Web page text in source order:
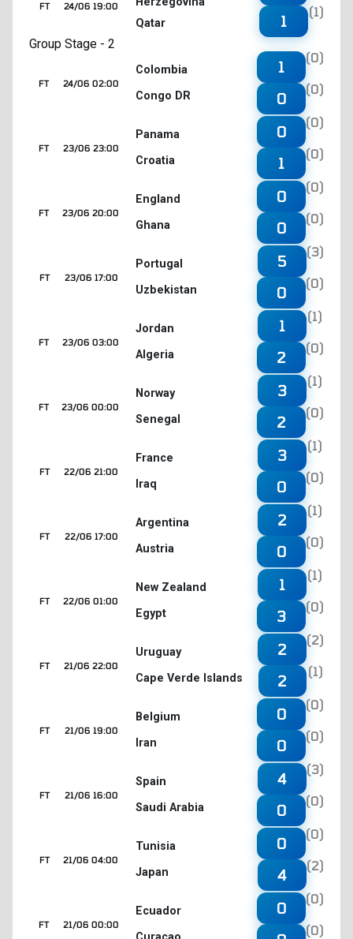
24/06 19:00
FT
Qatar
1
(1)
Group Stage - 2
24/06 02:00
FT
Colombia
Congo DR
1
(0)
0
(0)
23/06 23:00
FT
Panama
Croatia
0
(0)
1
(0)
23/06 20:00
FT
England
Ghana
0
(0)
0
(0)
23/06 17:00
FT
Portugal
Uzbekistan
5
(3)
0
(0)
23/06 03:00
FT
Jordan
Algeria
1
(1)
2
(0)
23/06 00:00
FT
Norway
Senegal
3
(1)
2
(0)
22/06 21:00
FT
France
Iraq
3
(1)
0
(0)
22/06 17:00
FT
Argentina
Austria
2
(1)
0
(0)
22/06 01:00
FT
New Zealand
Egypt
1
(1)
3
(0)
21/06 22:00
FT
Uruguay
Cape Verde Islands
2
(2)
2
(1)
21/06 19:00
FT
Belgium
Iran
0
(0)
0
(0)
21/06 16:00
FT
Spain
Saudi Arabia
4
(3)
0
(0)
21/06 04:00
FT
Tunisia
Japan
0
(0)
4
(2)
21/06 00:00
FT
Ecuador
0
(0)
(0)